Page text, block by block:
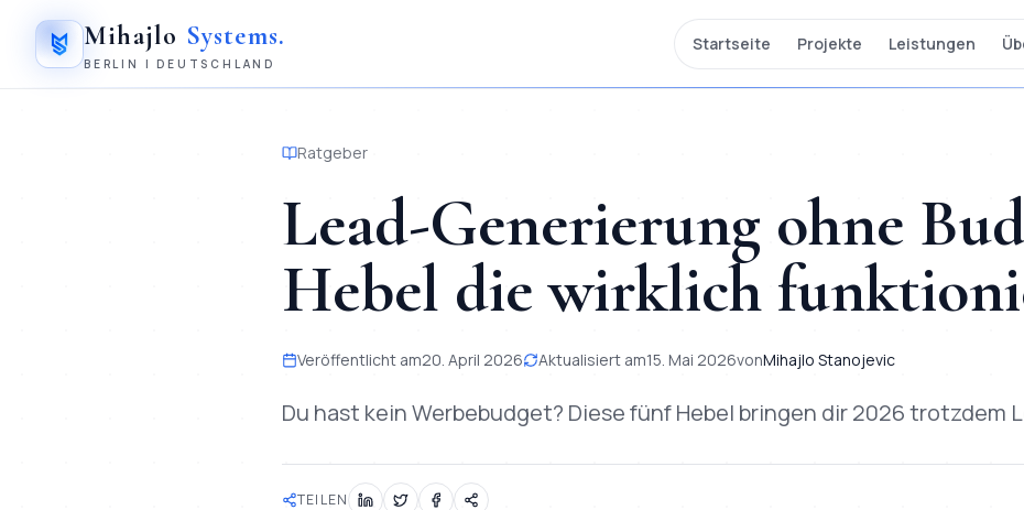
Mihajlo Systems.
BERLIN | DEUTSCHLAND
Startseite Projekte Leistungen
Ratgeber
Lead-Generierung ohne
Hebel die wirklich
Veröffentlicht am20. April 2026 Aktualisiert am15. Mai 2026vonMihajlo Stanojevic
Du hast kein Werbebudget? Diese fünf Hebel bringen dir 2026 trotzdem
TEILEN